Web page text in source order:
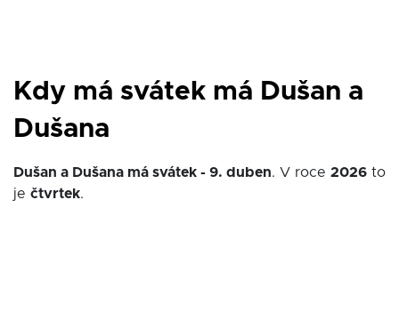
Kdy má svátek má Dušan a
Dušana
Dušan a Dušana má svátek - 9. duben. V roce 2026 to
je čtvrtek.